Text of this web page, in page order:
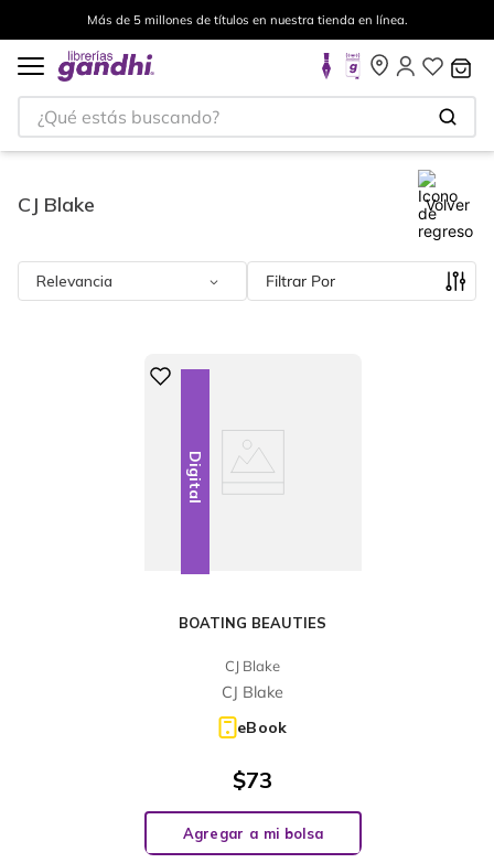
Más de 5 millones de títulos en nuestra tienda en línea.
¿Qué estás buscando?
CJ Blake Volver
Relevancia Filtrar
Digital
BOATING BEAUTIES
CJ Blake
CJ Blake
eBook
$73
Agregar a mi bolsa